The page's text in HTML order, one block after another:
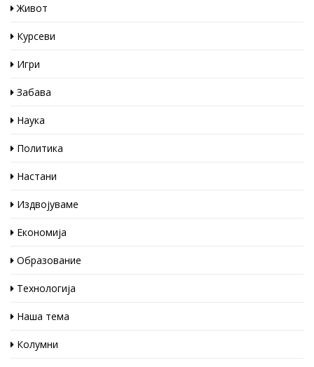
Живот
Курсеви
Игри
Забава
Наука
Политика
Настани
Издвојуваме
Економија
Образование
Технологија
Наша тема
Колумни